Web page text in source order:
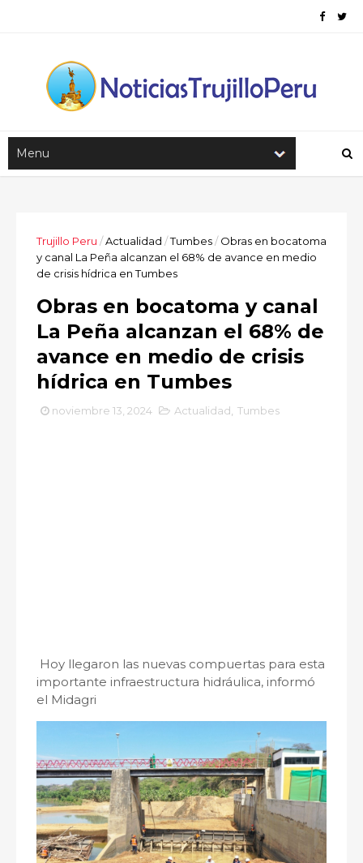
Trujillo Peru /Actualidad /Tumbes/ Obras en bocatoma
y canal La Peña alcanzan el 68% de avance en medio
de crisis hídrica en Tumbes
Obras en bocatoma y canal
La Peña alcanzan el 68% de
avance en medio de crisis
hídrica en Tumbes
noviembre 13, 2024 Actualidad Tumbes
Hoy llegaron las nuevas compuertas para esta
importante infraestructura hidráulica, informó
el Midagri